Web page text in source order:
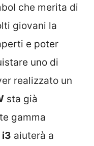
che merita di
giovani la
e poter
uno di
realizzato un
sta già
gamma
i3 aiuterà a